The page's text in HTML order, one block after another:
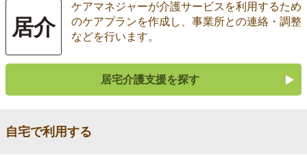
居介
ケアマネジャーが介護サービスを利用するため
のケアプランを作成し、事業所との連絡・調整
などを行います。
居宅介護支援を探す
自宅で利用する